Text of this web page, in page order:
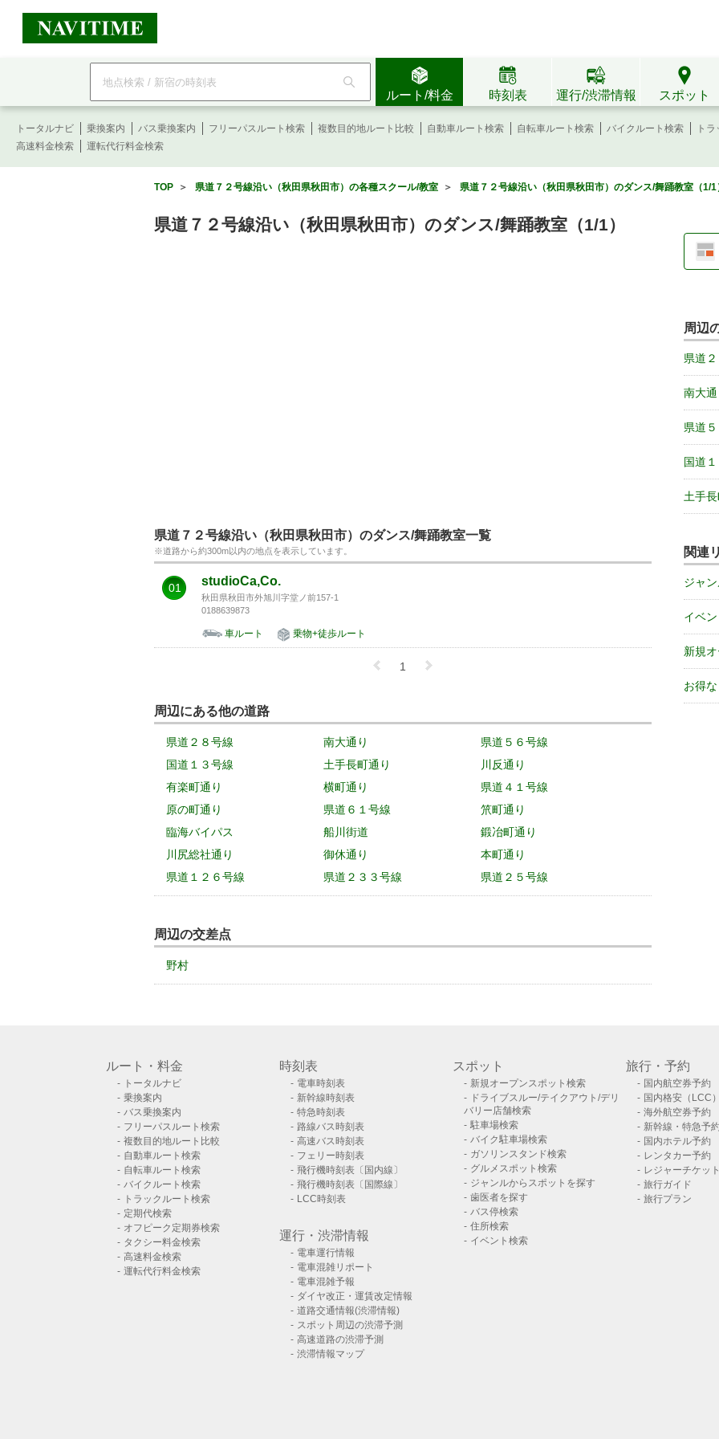
フ
ワ
ド
検
ルート/料金 時刻表 運行/渋滞情報 スポット
トータルナビ 乗換案内 バス乗換案内 フリーパスルート検索 複数目的地ルート比較 自動車ルート検索 自転車ルート検索 バイクルート検索
ト
高速料金検索
運転代行料金検索
TOP ＞ 県道７２号線沿い（秋田県秋田市）の各種スクール/教室 ＞ 県道７２号線沿い（秋田県秋田市）のダンス/舞踊教室（1/1
県道７２号線沿い（秋田県秋田市）のダンス/舞踊教室（1/1）
県道７２号線沿い（秋田県秋田市）のダンス/舞踊教室一覧
※道路から約300m以内の地点を表示しています。
01 studioCa,Co.
秋田県秋田市外旭川字堂ノ前157-1
0188639873
車ルート 乗物+徒歩ルート
1
周辺にある他の道路
県道２８号線 南大通り
県道５６号線
国道１３号線
土手長町通り
川反通り
有楽町通り
横町通り
県道４１号線
原の町通り
県道６１号線
笊町通り
臨海バイパス
船川街道
鍛冶町通り
川尻総社通り
御休通り
本町通り
県道１２６号線
県道２３３号線 県道２５号線
周辺の交差点
野村
周辺
県道
南大
県道
国道
土手
関連
ジャ
イベ
新規
お得
ルート・料金
トータルナビ
乗換案内
バス乗換案内
フリーパスルート検索
複数目的地ルート比較
自動車ルート検索
自転車ルート検索
バイクルート検索
トラックルート検索
定期代検索
オフピーク定期券検索
タクシー料金検索
高速料金検索
運転代行料金検索
時刻表
電車時刻表
新幹線時刻表
特急時刻表
路線バス時刻表
高速バス時刻表
フェリー時刻表
飛行機時刻表〔国内線〕
飛行機時刻表〔国際線〕
LCC時刻表
運行・渋滞情報
電車運行情報
電車混雑リポート
電車混雑予報
ダイヤ改正・運賃改定情報
道路交通情報(渋滞情報)
スポット周辺の渋滞予測
高速道路の渋滞予測
渋滞情報マップ
スポット
新規オープンスポット検索
ドライブスルー/テイクアウト/デリ
バリー店舗検索
駐車場検索
バイク駐車場検索
ガソリンスタンド検索
グルメスポット検索
ジャンルからスポットを探す
歯医者を探す
バス停検索
住所検索
イベント検索
旅行・予約
国内航空券予約
国内格安（LCC
海外航空券予約
新幹線・特急予
国内ホテル予約
レンタカー予約
レジャーチケッ
旅行ガイド
旅行プラン